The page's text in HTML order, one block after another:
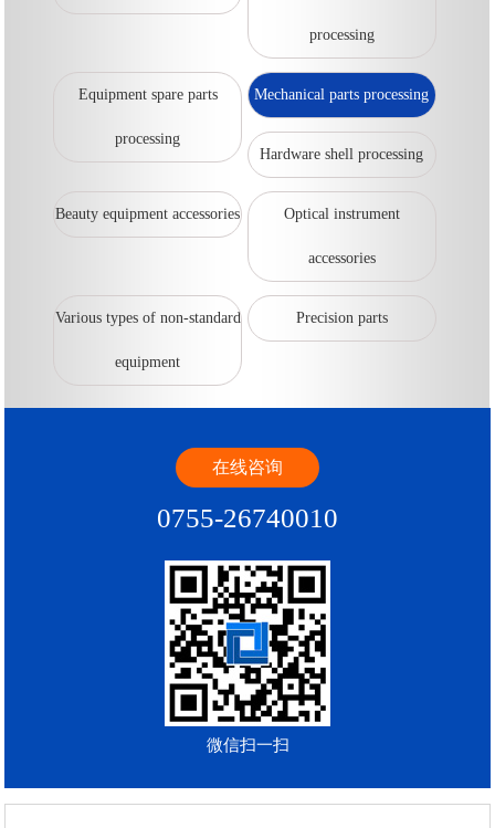
processing
Equipment spare parts
processing
Mechanical parts processing
Hardware shell processing
Beauty equipment accessories Optical instrument
accessories
Various types of non-standard
equipment
Precision parts
在线咨询
0755-26740010
微信扫一扫